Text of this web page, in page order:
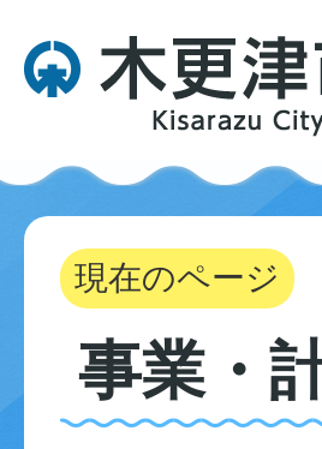
現在のページ
事業・